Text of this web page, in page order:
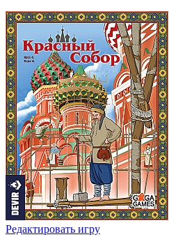
Редактировать игру